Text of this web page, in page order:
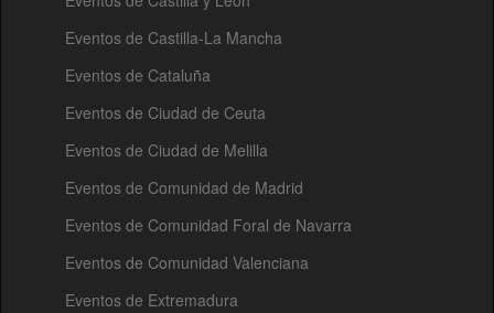
Eventos de Castilla-La Mancha
Eventos de Cataluña
Eventos de Ciudad de Ceuta
Eventos de Ciudad de Melilla
Eventos de Comunidad de Madrid
Eventos de Comunidad Foral de Navarra
Eventos de Comunidad Valenciana
Eventos de Extremadura